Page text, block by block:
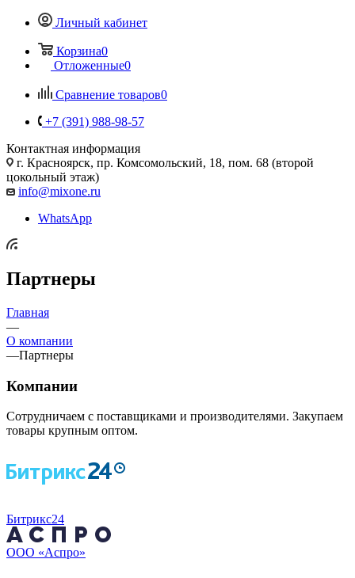
Личный кабинет
Корзина0
Отложенные0
Сравнение товаров0
+7 (391) 988-98-57
Контактная информация
г. Красноярск, пр. Комсомольский, 18, пом. 68 (второй
цокольный этаж)
info@mixone.ru
WhatsApp
Партнеры
Главная
—
О компании
—Партнеры
Компании
Сотрудничаем с поставщиками и производителями. Закупаем
товары крупным оптом.
Битрикс24
ООО «Аспро»